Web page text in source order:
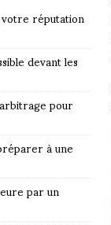
réputation
devant les
pour
à une
par un